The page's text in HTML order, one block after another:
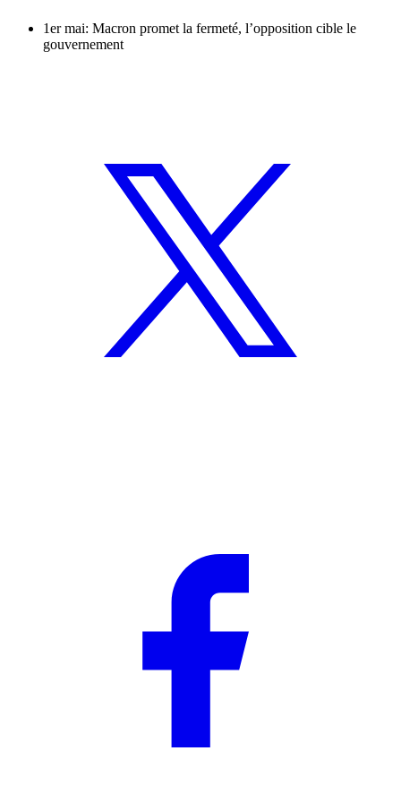
1er mai: Macron promet la fermeté, l’opposition cible le
gouvernement